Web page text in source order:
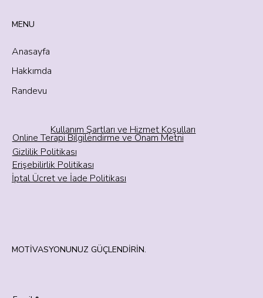
MENU
Anasayfa
Hakkımda
Randevu
Kullanım Şartları ve Hizmet Koşulları
Online Terapi Bilgilendirme ve Onam Metni
Gizlilik Politikası
Erişebilirlik Politikası
İptal Ücret ve İade Politikası
MOTİVASYONUNUZ GÜÇLENDİRİN.